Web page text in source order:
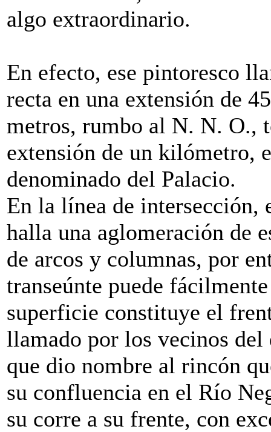
algo extraordinario.
En efecto, ese pintoresco
recta en una extensión de
metros, rumbo al N. N. O.,
extensión de un kilómetro,
denominado del Palacio.
En la línea de intersección,
halla una aglomeración de
de arcos y columnas, por
transeúnte puede
superficie constituye el
llamado por los vecinos
que dio nombre al rincón
su confluencia en el Río
su corre a su frente, con